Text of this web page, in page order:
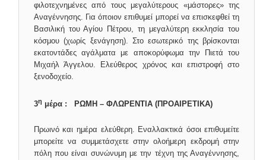
φιλοτεχνημένες από τους μεγαλύτερους «μάστορες» της
Αναγέννησης. Για όποιον επιθυμεί μπορεί να επισκεφθεί τη
Βασιλική του Αγίου Πέτρου, τη μεγαλύτερη εκκλησία του
κόσμου (χωρίς ξενάγηση). Στο εσωτερικό της βρίσκονται
εκατοντάδες αγάλματα με αποκορύφωμα την Πιετά του
Μιχαήλ Άγγελου. Ελεύθερος χρόνος και επιστροφή στο
ξενοδοχείο.
3η μέρα : ΡΩΜΗ – ΦΛΩΡΕΝΤΙΑ (ΠΡΟΑΙΡΕΤΙΚΑ)
Πρωινό και ημέρα ελεύθερη. Εναλλακτικά όσοι επιθυμείτε
μπορείτε να συμμετάσχετε στην ολοήμερη εκδρομή στην
πόλη που είναι συνώνυμη με την τέχνη της Αναγέννησης,